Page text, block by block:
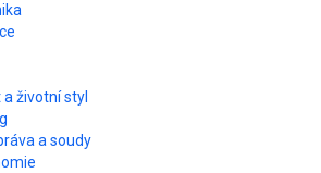
životní styl
a soudy